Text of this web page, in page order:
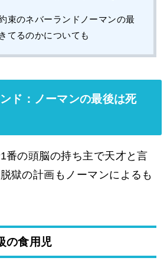
束のネバーランドノーマンの最
てるのかについても
ド：ノーマンの最後は死
番の頭脳の持ち主で天才と言
獄の計画もノーマンによるも
の食用児